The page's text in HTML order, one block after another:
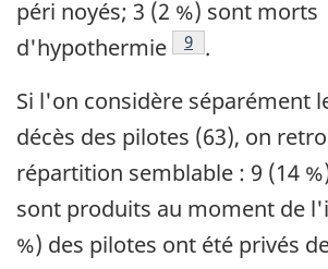
péri noyés; 3 (2 %) sont morts
d'hypothermie
Note de bas de page
9 .
Si l'on considère séparément
décès des pilotes (63), on
répartition semblable : 9 (14
sont produits au moment de
%) des pilotes ont été privés